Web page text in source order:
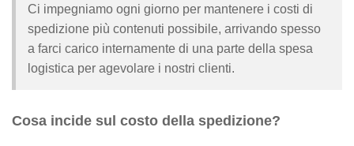
Ci impegniamo ogni giorno per mantenere i costi di
spedizione più contenuti possibile, arrivando spesso
a farci carico internamente di una parte della spesa
logistica per agevolare i nostri clienti.
Cosa incide sul costo della spedizione?